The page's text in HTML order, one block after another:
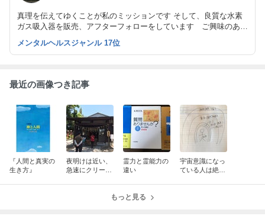
真理を伝えてゆくことが私のミッションです そして、良質な水素
ガス吸入器を販売、アフターフォローをしています ご興味のある
方はご連絡ください goodmoon51@yahoo.ne.jp 篠崎携帯08014440
018 水素と健康ブログ https://ameblo.jp/hamony51/ Facebookは篠
メンタルヘルスジャンル 17位
最近の画像つき記事
『人間と真実の
生き方』
夜明けは近い、
急速にクリーン
霊力と霊能力の
違い
宇宙意識になっ
ている人は絶対
もっと見る